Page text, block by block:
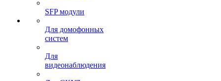
SFP модули
Для домофонных
систем
Для
видеонаблюдения